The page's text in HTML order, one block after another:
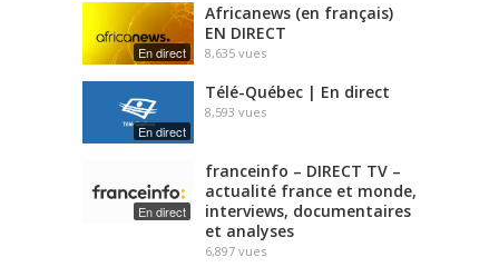
En direct
Africanews (en français)
EN DIRECT
8,635 vues
En direct
Télé-Québec | En direct
8,593 vues
En direct
franceinfo – DIRECT TV –
actualité france et monde,
interviews, documentaires
et analyses
6,897 vues